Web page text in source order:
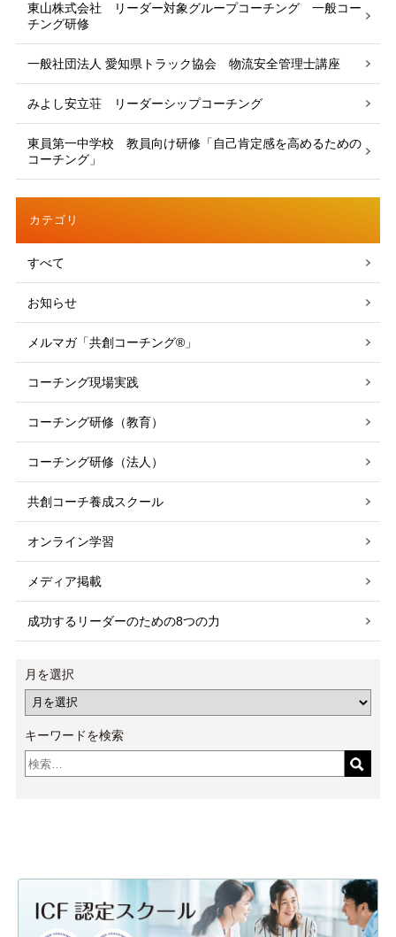
東山株式会社 リーダー対象グループコーチング 一般コー
チング研修
一般社団法人 愛知県トラック協会 物流安全管理士講座
みよし安立荘 リーダーシップコーチング
東員第一中学校 教員向け研修「自己肯定感を高めるための
コーチング」
カテゴリ
すべて
お知らせ
メルマガ「共創コーチング®」
コーチング現場実践
コーチング研修（教育）
コーチング研修（法人）
共創コーチ養成スクール
オンライン学習
メディア掲載
成功するリーダーのための8つの力
月を選択
キーワードを検索